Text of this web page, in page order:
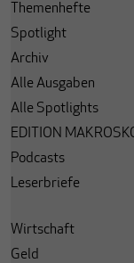
Themenhefte
Spotlight
Archiv
Alle Ausgaben
Alle Spotlights
EDITION
Podcasts
Leserbriefe
Wirtschaft
Geld